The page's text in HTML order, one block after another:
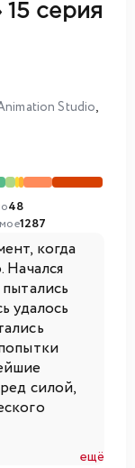
15 серия
Studio,
48
1287
когда
Начался
удалось
силой,
ещё